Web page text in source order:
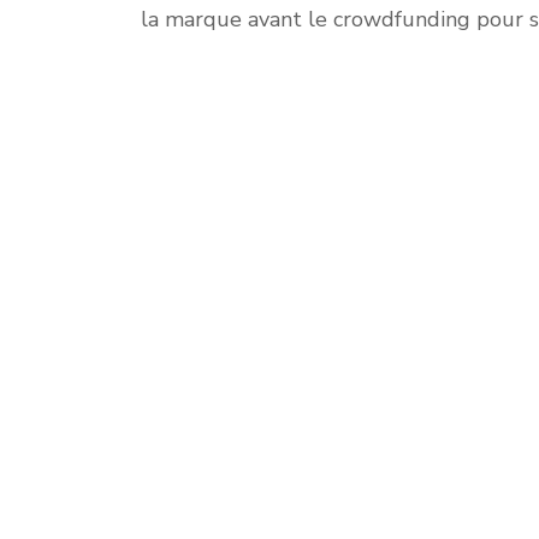
la marque avant le crowdfunding pour